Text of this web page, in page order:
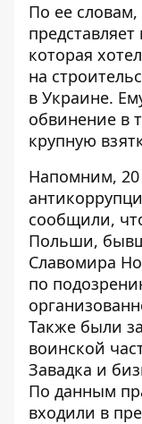
По ее
которая
на
в Украине.
обвинение в
крупную
Напомним,
сообщили,
Польши,
Славомира
по
Также были
воинской
Завадка и
По данным
входили в